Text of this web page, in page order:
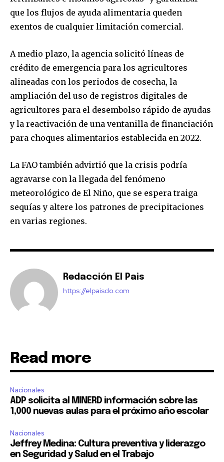
que los flujos de ayuda alimentaria queden
exentos de cualquier limitación comercial.
A medio plazo, la agencia solicitó líneas de
crédito de emergencia para los agricultores
alineadas con los periodos de cosecha, la
ampliación del uso de registros digitales de
agricultores para el desembolso rápido de ayudas
y la reactivación de una ventanilla de financiación
para choques alimentarios establecida en 2022.
La FAO también advirtió que la crisis podría
agravarse con la llegada del fenómeno
meteorológico de El Niño, que se espera traiga
sequías y altere los patrones de precipitaciones
en varias regiones.
Redacción El Pais
https://elpaisdo.com
Read more
Nacionales
ADP solicita al MINERD información sobre las
1,000 nuevas aulas para el próximo año escolar
Nacionales
Jeffrey Medina: Cultura preventiva y liderazgo
en Seguridad y Salud en el Trabajo